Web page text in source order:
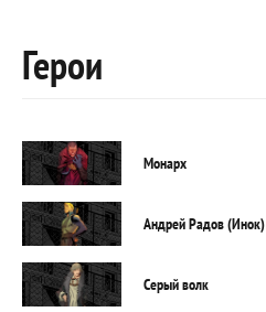
Герои
Монарх
Андрей Радов (Инок)
Серый волк